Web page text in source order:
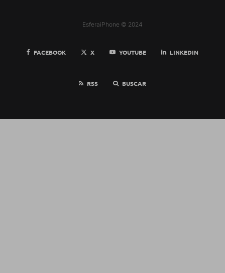
EsferaiPhone © 2024
FACEBOOK X YOUTUBE LINKEDIN
RSS BUSCAR